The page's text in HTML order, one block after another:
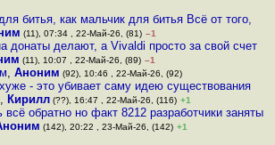
битья, как мальчик для битья Всё от того,
(11), 07:34 , 22-Май-26, (81) –1
донаты делают, а Vivaldi просто за свой счет
(11), 10:07 , 22-Май-26, (89) –1
,Аноним (92), 10:46 , 22-Май-26, (92)
- это убивает саму идею существования
, Кирилл (??), 16:47 , 22-Май-26, (116) +1
обратно но факт 8212 разработчики заняты
(142), 20:22 , 23-Май-26, (142) +1